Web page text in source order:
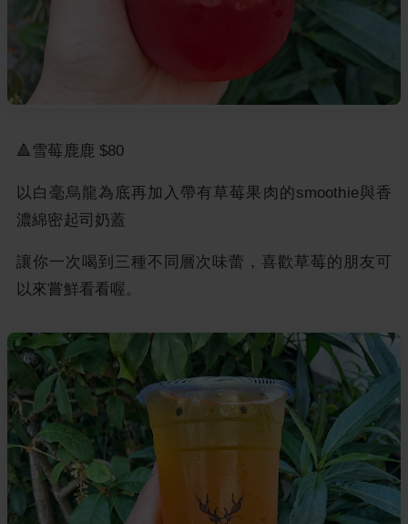
🔺雪莓鹿鹿 $80
以白毫烏龍為底再加入帶有草莓果肉的smoothie與香
濃綿密起司奶蓋
讓你一次喝到三種不同層次味蕾，喜歡草莓的朋友可
以來嘗鮮看看喔。